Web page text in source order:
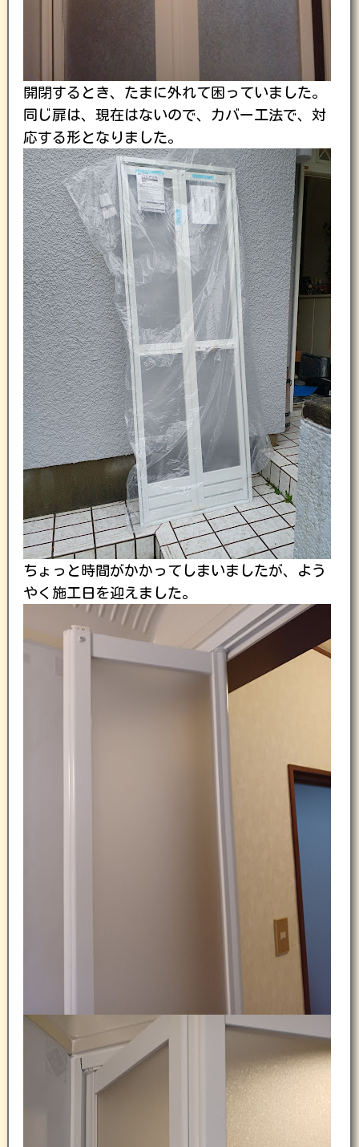
開閉するとき、たまに外れて困っていました。
同じ扉は、現在はないので、カバー工法で、対
応する形となりました。
ちょっと時間がかかってしまいましたが、よう
やく施工日を迎えました。